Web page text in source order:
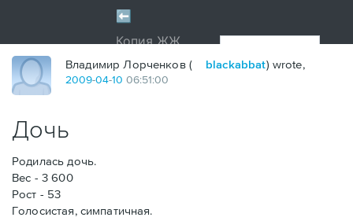
Владимир Лорченков ( blackabbat) wrote,
2009-04-10 06:51:00
Дочь
Родилась дочь.
Вес - 3 600
Рост - 53
Голосистая, симпатичная.